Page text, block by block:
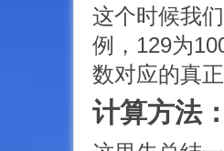
这个时候我
例，129为
数对应的真
计算方法：